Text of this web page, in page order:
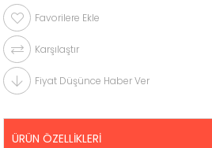
Favorilere Ekle
Karşılaştır
Fiyat Düşünce Haber Ver
ÜRÜN ÖZELLIKLERI